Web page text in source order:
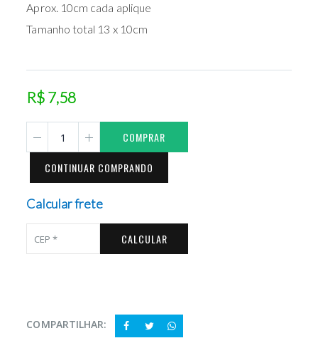
Aprox. 10cm cada aplique
Tamanho total 13 x 10cm
R$ 7,58
COMPRAR
CONTINUAR COMPRANDO
Calcular frete
CALCULAR
COMPARTILHAR: